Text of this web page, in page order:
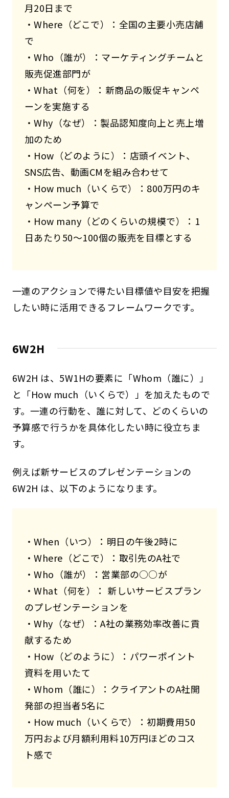
月20日まで
・Where（どこで）：全国の主要小売店舗
で
・Who（誰が）：マーケティングチームと
販売促進部門が
・What（何を）：新商品の販促キャンペ
ーンを実施する
・Why（なぜ）：製品認知度向上と売上増
加のため
・How（どのように）：店頭イベント、
SNS広告、動画CMを組み合わせて
・How much（いくらで）：800万円のキ
ャンペーン予算で
・How many（どのくらいの規模で）：1
日あたり50～100個の販売を目標とする
一連のアクションで得たい目標値や目安を把握
したい時に活用できるフレームワークです。
6W2H
6W2H は、5W1Hの要素に「Whom（誰に）」
と「How much（いくらで）」を加えたもので
す。一連の行動を、誰に対して、どのくらいの
予算感で行うかを具体化したい時に役立ちま
す。
例えば新サービスのプレゼンテーションの
6W2H は、以下のようになります。
・When（いつ）：明日の午後2時に
・Where（どこで）：取引先のA社で
・Who（誰が）：営業部の○○が
・What（何を）： 新しいサービスプラン
のプレゼンテーションを
・Why（なぜ）：A社の業務効率改善に貢
献するため
・How（どのように）：パワーポイント
資料を用いたて
・Whom（誰に）：クライアントのA社開
発部の担当者5名に
・How much（いくらで）：初期費用50
万円および月額利用料10万円ほどのコス
ト感で